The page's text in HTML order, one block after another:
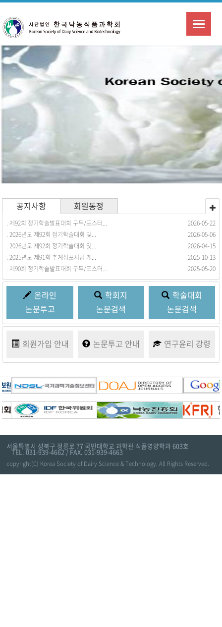
공지사항
. 제92회 정기학술발표대회 구두/포스터...
2026-05-22
. 2026년도 제92회 정기학술대회 및...
2026-05-06
. 2026년도 제92회 정기학술대회 및...
2026-04-15
. 2025년도 제91회 추계심포지엄 개...
2025-10-13
. 제90회 정기학술발표대회 구두/포스터...
2025-05-20
회원동정
. 회원동정을 등록합니다. 2017-03-21
온라인
논문투고
학회지
논문검색
학술대회
논문검색
회원가입 안내 논문투고 안내 연구윤리 강령
서울특별시 성북구 정릉로 77 국민대학교 과학관 식품영양학과 603호
TEL. 031-939-4662 / FAX. 031-939-4663
copyright(C) Korea Society of Dairy Science & Technology. All Rights Reserved.